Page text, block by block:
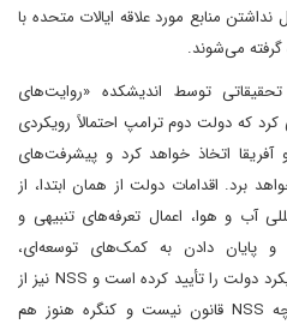
منابع مورد علاقه ایالات متحده با
می‌شوند.
توسط اندیشکده «روایت‌های
که دولت دوم ترامپ احتمالاً رویکردی
آفریقا اتخاذ خواهد کرد و پیشرفت‌های
برد. اقدامات دولت از همان ابتدا، از
آب و هوا، اعمال تعرفه‌های تنبیهی و
و پایان دادن به کمک‌های توسعه‌ای،
نگرانی‌های این اندیشکده در مورد رویکرد دولت را تأیید کرده است و NSS نیز از
این دیدگاه حمایت کرده است. اگرچه NSS قانون نیست و کنگره هنوز هم